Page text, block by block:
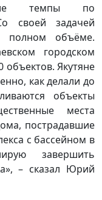
темпы по
своей задачей
полном объёме.
городском
объектов. Якутяне
как делали до
объекты
места
пострадавшие
с бассейном в
завершить
– сказал Юрий